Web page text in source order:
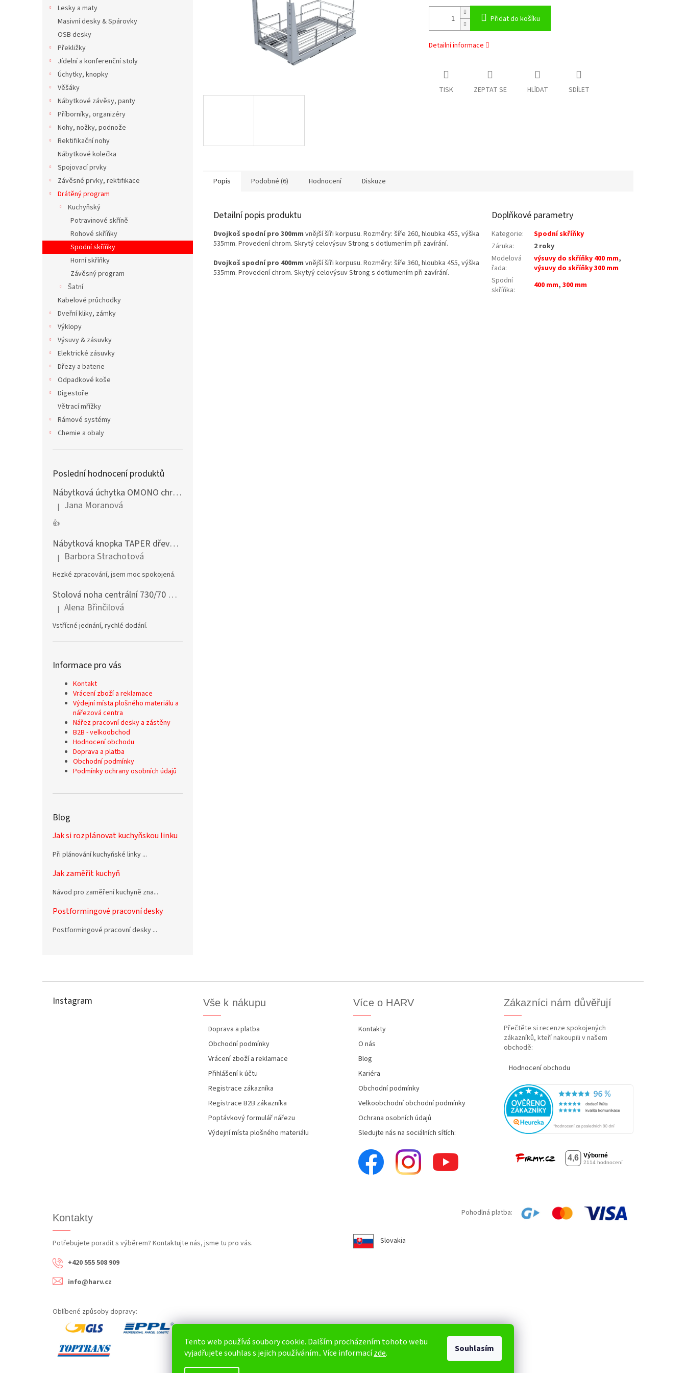
Tento web používá soubory cookie. Dalším procházením tohoto webu
vyjadřujete souhlas s jejich používáním.. Více informacízde. Souhlasím
Lesky a maty
Masivní desky & Spárovky
OSB desky
Překližky
Jídelní a konferenční stoly
Úchytky, knopky
Věšáky
Nábytkové závěsy, panty
Příborníky, organizéry
Nohy, nožky, podnože
Rektifikační nohy
Nábytkové kolečka
Spojovací prvky
Závěsné prvky, rektifikace
Drátěný program
Kuchyňský
Potravinové skříně
Rohové skříňky
Spodní skříňky
Horní skříňky
Závěsný program
Šatní
Kabelové průchodky
Dveřní kliky, zámky
Výklopy
Výsuvy & zásuvky
Elektrické zásuvky
Dřezy a baterie
Odpadkové koše
Digestoře
Větrací mřížky
Rámové systémy
Chemie a obaly
Poslední hodnocení produktů
Nábytková úchytka OMONO chrom lesklý
Hodnocení produktu je 5 z 5 hvězdiček.
| Jana Moranová
👍
Nábytková knopka TAPER dřevěná dub lakovaný
Hodnocení produktu je 5 z 5 hvězdiček.
| Barbora Strachotová
Hezké zpracování, jsem moc spokojená.
Stolová noha centrální 730/70 mm stříbrná
Hodnocení produktu je 5 z 5 hvězdiček.
| Alena Břinčilová
Vstřícné jednání, rychlé dodání.
Informace pro vás
Kontakt
Vrácení zboží a reklamace
Výdejní místa plošného materiálu a
nářezová centra
Nářez pracovní desky a zástěny
B2B - velkoobchod
Hodnocení obchodu
Doprava a platba
Obchodní podmínky
Podmínky ochrany osobních údajů
Blog
Jak si rozplánovat kuchyňskou linku
Při plánování kuchyňské linky ...
Jak zaměřit kuchyň
Návod pro zaměření kuchyně zna...
Postformingové pracovní desky
Postformingové pracovní desky ...
Přidat do košíku
Detailní informace
TISK ZEPTAT SE HLÍDAT SDÍLET
Popis Podobné (6) Hodnocení Diskuze
Detailní popis produktu
Dvojkoš spodní pro 300mm vnější šíři korpusu. Rozměry: šíře 260, hloubka 455, výška
535mm. Provedení chrom. Skrytý celovýsuv Strong s dotlumením při zavírání.
Dvojkoš spodní pro 400mm vnější šíři korpusu. Rozměry: šíře 360, hloubka 455, výška
535mm. Provedení chrom. Skytyý celovýsuv Strong s dotlumením při zavírání.
Doplňkové parametry
Kategorie:
Spodní skříňky
Záruka:
2 roky
Modelová
řada:
výsuvy do skříňky 400 mm,
výsuvy do skříňky 300 mm
Spodní
skříňka: 400 mm,300 mm
Instagram Vše k nákupu
Doprava a platba
Obchodní podmínky
Vrácení zboží a reklamace
Přihlášení k účtu
Registrace zákazníka
Registrace B2B zákazníka
Poptávkový formulář nářezu
Výdejní místa plošného materiálu
Více o HARV
Kontakty
O nás
Blog
Kariéra
Obchodní podmínky
Velkoobchodní obchodní podmínky
Ochrana osobních údajů
Sledujte nás na sociálních sítích:
Zákazníci nám důvěřují
Přečtěte si recenze spokojených
zákazníků, kteří nakoupili v našem
obchodě:
Hodnocení obchodu
Kontakty
Potřebujete poradit s výběrem? Kontaktujte nás, jsme tu pro vás.
+420 555 508 909
info@harv.cz
Pohodlná platba:
Slovakia
Oblíbené způsoby dopravy: